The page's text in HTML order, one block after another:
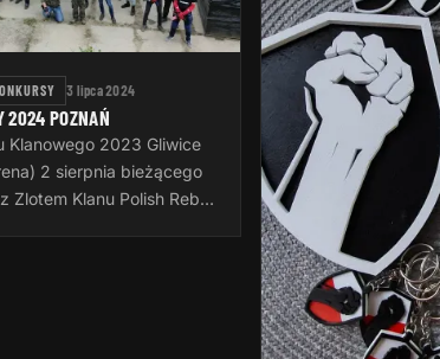
3 lipca 2024
2024 POZNAŃ
Klanowego 2023 Gliwice
2 sierpnia bieżącego
Zlotem Klanu Polish Rebel